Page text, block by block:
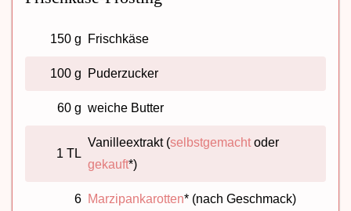
150 g Frischkäse
100 g Puderzucker
60 g weiche Butter
1 TL
Vanilleextrakt (selbstgemacht oder
gekauft*)
6 Marzipankarotten* (nach Geschmack)